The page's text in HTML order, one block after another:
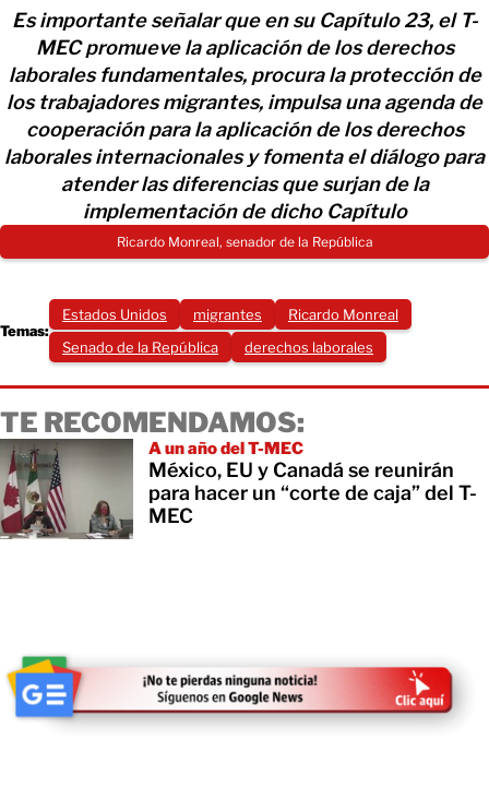
Es importante señalar que en su Capítulo 23, el T-
MEC promueve la aplicación de los derechos
laborales fundamentales, procura la protección de
los trabajadores migrantes, impulsa una agenda de
cooperación para la aplicación de los derechos
laborales internacionales y fomenta el diálogo para
atender las diferencias que surjan de la
implementación de dicho Capítulo
Ricardo Monreal, senador de la República
Temas:
Estados Unidos migrantes
Ricardo Monreal
Senado de la República
derechos laborales
TE RECOMENDAMOS:
A un año del T-MEC
México, EU y Canadá se reunirán
para hacer un “corte de caja” del T-
MEC